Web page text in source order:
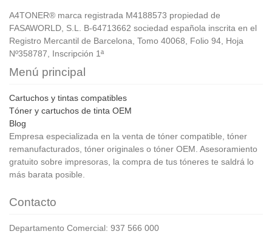
A4TONER® marca registrada M4188573 propiedad de
FASAWORLD, S.L. B-64713662 sociedad española inscrita en el
Registro Mercantil de Barcelona, Tomo 40068, Folio 94, Hoja
Nº358787, Inscripción 1ª
Menú principal
Cartuchos y tintas compatibles
Tóner y cartuchos de tinta OEM
Blog
Empresa especializada en la venta de tóner compatible, tóner
remanufacturados, tóner originales o tóner OEM. Asesoramiento
gratuito sobre impresoras, la compra de tus tóneres te saldrá lo
más barata posible.
Contacto
Departamento Comercial: 937 566 000